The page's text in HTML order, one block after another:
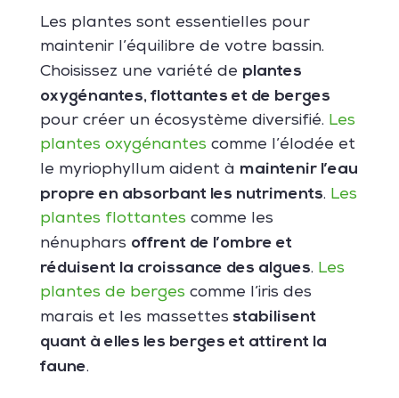
Les plantes sont essentielles pour
maintenir l’équilibre de votre bassin.
Choisissez une variété de plantes
oxygénantes, flottantes et de berges
pour créer un écosystème diversifié. Les
plantes oxygénantes comme l’élodée et
le myriophyllum aident à maintenir l’eau
propre en absorbant les nutriments. Les
plantes flottantes comme les
nénuphars offrent de l’ombre et
réduisent la croissance des algues. Les
plantes de berges comme l’iris des
marais et les massettes stabilisent
quant à elles les berges et attirent la
faune.